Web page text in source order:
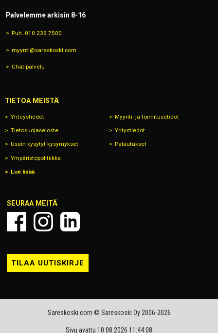
Palvelemme arkisin 8-16
Puh. 010 239 7500
myynti@sareskoski.com
Chat-palvelu
TIETOA MEISTÄ
Yhteystiedot Myynti- ja toimitusehdot
Tietosuojaseloste Yritystiedot
Usein kysytyt kysymykset Palautukset
Ympäristöpolitiikka
Lue lisää
SEURAA MEITÄ
TILAA UUTISKIRJE
Sareskoski.com © Sareskoski Oy 2006-2026
Sivu avattu 10.08.2026 11:44:08